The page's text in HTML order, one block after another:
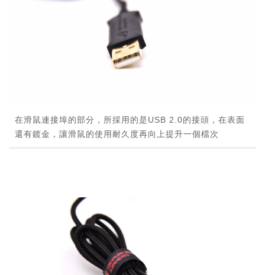
在滑鼠連接埠的部分，所採用的是USB 2.0的接頭，在表面
還有鍍金，讓滑鼠的使用耐久度再向上提升一個檔次